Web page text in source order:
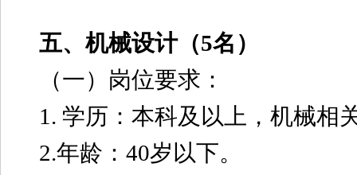
五、机械设计（5名）
（一）岗位要求：
1. 学历：本科及以上，机械相
2.年龄：40岁以下。